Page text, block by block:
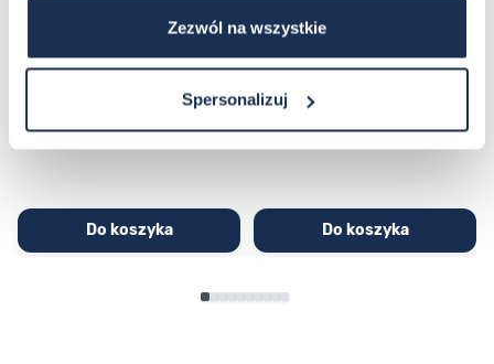
Zezwól na wszystkie
Spersonalizuj
CASIO Sport AE-1200WHD-
03362600
Do koszyka
Casio Sport AQ-230GA-
03311457
Do koszyka